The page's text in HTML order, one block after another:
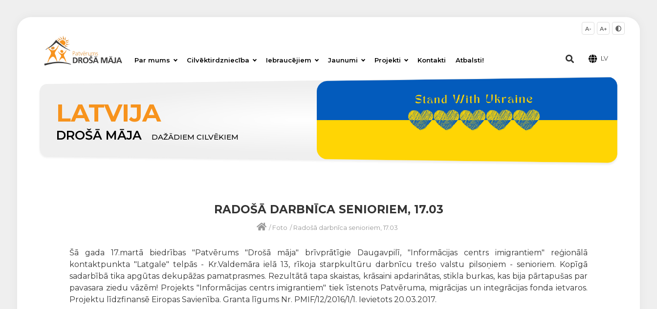
Par mums Cilvēktirdzniecība Iebraucējiem Jaunumi Projekti Kontakti Atbalsti!
A- A+
LV
LATVIJA
DROŠĀ MĀJA DAŽĀDIEM CILVĒKIEM
RADOŠĀ DARBNĪCA SENIORIEM, 17.03
/Foto /Radošā darbnīca senioriem, 17.03
Šā gada 17.martā biedrības "Patvērums "Drošā māja" brīvprātīgie Daugavpilī, "Informācijas centrs imigrantiem" reģionālā
kontaktpunkta "Latgale" telpās - Kr.Valdemāra ielā 13, rīkoja starpkultūru darbnīcu trešo valstu pilsoņiem - senioriem. Kopīgā
sadarbībā tika apgūtas dekupāžas pamatprasmes. Rezultātā tapa skaistas, krāsaini apdarinātas, stikla burkas, kas bija pārtapušas par
pavasara ziedu vāzēm! Projekts "Informācijas centrs imigrantiem" tiek īstenots Patvēruma, migrācijas un integrācijas fonda ietvaros.
Projektu līdzfinansē Eiropas Savienība. Granta līgums Nr. PMIF/12/2016/1/1. Ievietots 20.03.2017.